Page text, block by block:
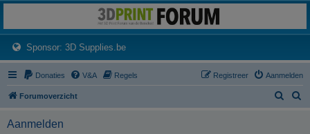
Het 3D print forum van de Benelux na de sluiting van 3dprintforum.nl
Sponsor: 3D Supplies.be(Opens a new tab)
Donaties V&A Regels Aanmelden
Registreer
Forumoverzicht
Aanmelden